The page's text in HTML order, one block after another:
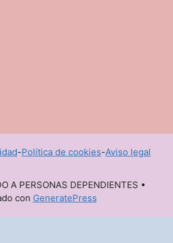
-Política de cookies-Aviso legal
A PERSONAS DEPENDIENTES •
con GeneratePress